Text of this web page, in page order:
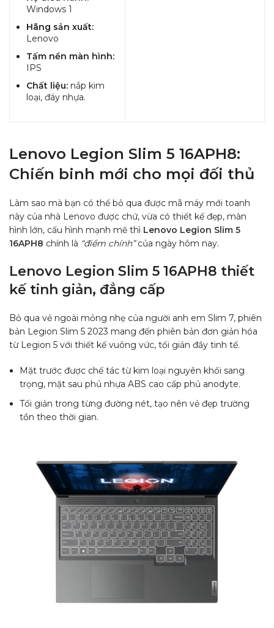
Windows 1
Hãng sản xuất:
Lenovo
Tấm nền màn hình:
IPS
Chất liệu: nắp kim
loại, đáy nhựa.
Lenovo Legion Slim 5 16APH8:
Chiến binh mới cho mọi đối thủ
Làm sao mà bạn có thể bỏ qua được mã máy mới toanh
này của nhà Lenovo được chứ, vừa có thiết kế đẹp, màn
hình lớn, cấu hình mạnh mẽ thì Lenovo Legion Slim 5
16APH8 chính là “điểm chính”của ngày hôm nay.
Lenovo Legion Slim 5 16APH8 thiết
kế tinh giản, đẳng cấp
Bỏ qua vẻ ngoài mỏng nhẹ của người anh em Slim 7, phiên
bản Legion Slim 5 2023 mang đến phiên bản đơn giản hóa
từ Legion 5 với thiết kế vuông vức, tối giản đầy tinh tế.
Mặt trước được chế tác từ kim loại nguyên khối sang
trọng, mặt sau phủ nhựa ABS cao cấp phủ anodyte.
Tối giản trong từng đường nét, tạo nên vẻ đẹp trường
tồn theo thời gian.